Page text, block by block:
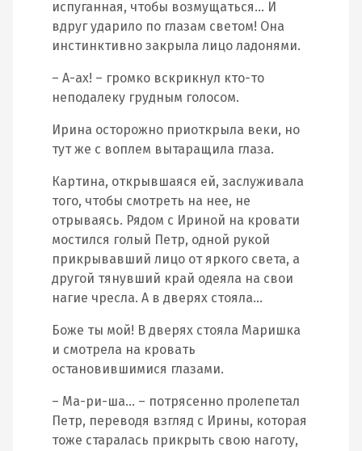
испуганная, чтобы возмущаться… И
вдруг ударило по глазам светом! Она
инстинктивно закрыла лицо ладонями.
– А-ах! – громко вскрикнул кто-то
неподалеку грудным голосом.
Ирина осторожно приоткрыла веки, но
тут же с воплем вытаращила глаза.
Картина, открывшаяся ей, заслуживала
того, чтобы смотреть на нее, не
отрываясь. Рядом с Ириной на кровати
мостился голый Петр, одной рукой
прикрывавший лицо от яркого света, а
другой тянувший край одеяла на свои
нагие чресла. А в дверях стояла…
Боже ты мой! В дверях стояла Маришка
и смотрела на кровать
остановившимися глазами.
– Ма-ри-ша… – потрясенно пролепетал
Петр, переводя взгляд с Ирины, которая
тоже старалась прикрыть свою наготу,